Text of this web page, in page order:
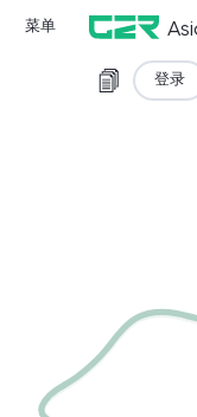
菜单
登录